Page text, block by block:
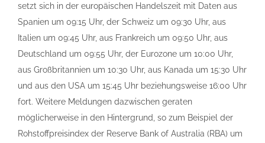
setzt sich in der europäischen Handelszeit mit Daten aus
Spanien um 09:15 Uhr, der Schweiz um 09:30 Uhr, aus
Italien um 09:45 Uhr, aus Frankreich um 09:50 Uhr, aus
Deutschland um 09:55 Uhr, der Eurozone um 10:00 Uhr,
aus Großbritannien um 10:30 Uhr, aus Kanada um 15:30 Uhr
und aus den USA um 15:45 Uhr beziehungsweise 16:00 Uhr
fort. Weitere Meldungen dazwischen geraten
möglicherweise in den Hintergrund, so zum Beispiel der
Rohstoffpreisindex der Reserve Bank of Australia (RBA) um